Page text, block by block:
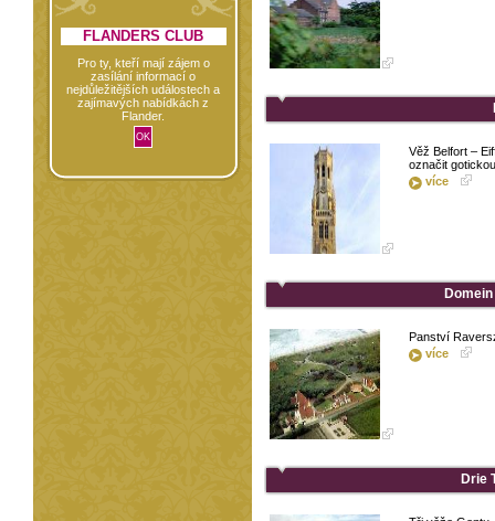
FLANDERS CLUB
Pro ty, kteří mají zájem o
zasílání informací o
nejdůležitějších událostech a
zajímavých nabídkách z
Flander.
Věž Belfort –
označit
více
Panství
více
Drie